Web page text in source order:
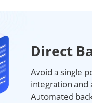
Direct
Avoid a single
integration and
Automated